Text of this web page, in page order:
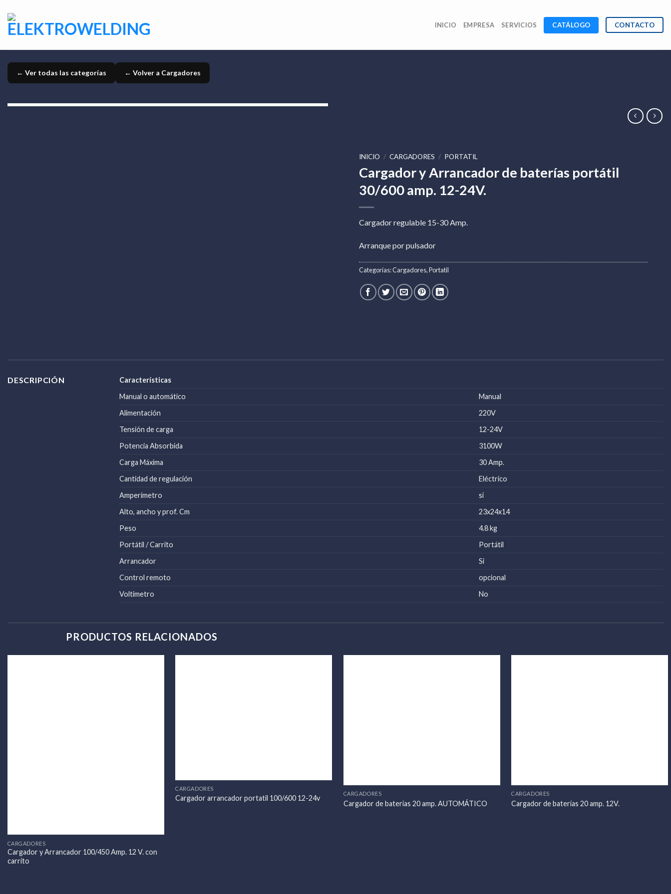
content
INICIO EMPRESA SERVICIOS CATÁLOGO CONTACTO
← Ver todas las categorías ← Volver a Cargadores
INICIO / CARGADORES / PORTATIL
Cargador y Arrancador de baterías portátil
30/600 amp. 12-24V.
Cargador regulable 15-30 Amp.
Arranque por pulsador
Categorías:Cargadores,Portatil
DESCRIPCIÓN
Características
Manual o automático
Manual
Alimentación
220V
Tensión de carga
12-24V
Potencia Absorbida
3100W
Carga Máxima
30 Amp.
Cantidad de regulación
Eléctrico
Amperímetro
si
Alto, ancho y prof. Cm
23x24x14
Peso
4.8 kg
Portátil / Carrito
Portátil
Arrancador
Si
Control remoto
opcional
Voltimetro
No
PRODUCTOS RELACIONADOS
CARGADORES
Cargador y Arrancador 100/450 Amp. 12 V. con
carrito
CARGADORES
Cargador arrancador portatil 100/600 12-24v
CARGADORES
Cargador de baterías 20 amp. AUTOMÁTICO
CARGADORES
Cargador de baterías 20 amp. 12V.